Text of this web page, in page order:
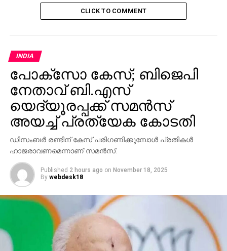
CLICK TO COMMENT
INDIA
പോക്‌സോ കേസ്; ബിജെപി
നേതാവ് ബി.എസ്
യെദ്യൂരപ്പക്ക് സമന്‍സ്
അയച്ച് പ്രത്യേക കോടതി
ഡിസംബര്‍ രണ്ടിന് കേസ് പരിഗണിക്കുമ്പോള്‍ പ്രതികള്‍
ഹാജരാവണമെന്നാണ് സമന്‍സ്.
Published 2 hours ago on November 18, 2025
By webdesk18